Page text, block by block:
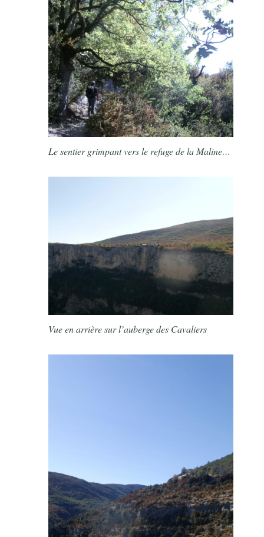
Le sentier grimpant vers le refuge de la Maline…
Vue en arrière sur l’auberge des Cavaliers